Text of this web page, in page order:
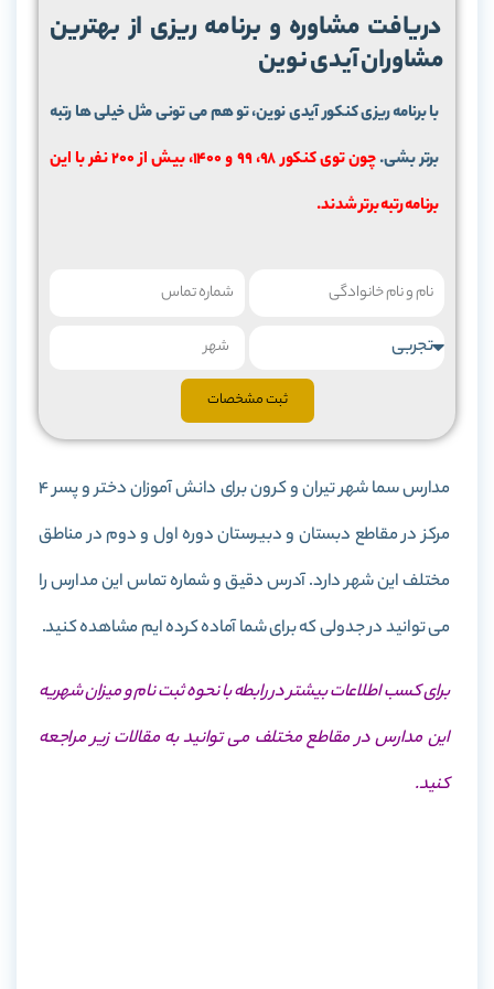
دریافت مشاوره و برنامه ریزی از بهترین
مشاوران آیدی نوین
با برنامه ریزی کنکور آیدی نوین، تو هم می تونی مثل خیلی ها رتبه
برتر بشی.
چون توی کنکور 98، 99 و 1400، بیش از 200 نفر با این
برنامه رتبه برتر شدند.
ثبت مشخصات
مدارس سما شهر تیران و کرون برای دانش آموزان دختر و پسر 4
مرکز در مقاطع دبستان و دبیرستان دوره اول و دوم در مناطق
مختلف این شهر دارد. آدرس دقیق و شماره تماس این مدارس را
می توانید در جدولی که برای شما آماده کرده ایم مشاهده کنید.
برای کسب اطلاعات بیشتر در رابطه با نحوه ثبت نام و میزان شهریه
این مدارس در مقاطع مختلف می توانید به مقالات زیر مراجعه
کنید.